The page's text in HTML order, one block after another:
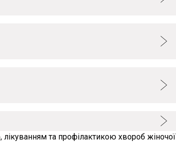
лікуванням та профілактикою хвороб жіночої